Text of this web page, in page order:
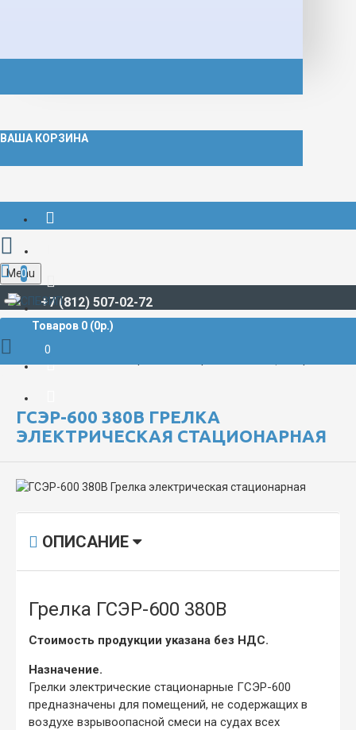
ВАША КОРЗИНА
+7 (812) 507-02-72
Menu
0
Товаров 0 (0р.)
0
СУДОВАЯ ЭЛЕКТРИКА И АВТОМАТИКА
ГСЭР-600 380В ГРЕЛКА
ЭЛЕКТРИЧЕСКАЯ СТАЦИОНАРНАЯ
ОПИСАНИЕ
Грелка ГСЭР-600 380В
Стоимость продукции указана без НДС.
Назначение.
Грелки электрические стационарные ГСЭР-600
предназначены для помещений, не содержащих в
воздухе взрывоопасной смеси на судах всех